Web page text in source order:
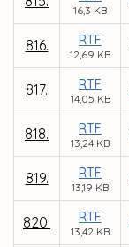
16,3 KB
816. RTF
12,69 KB
817. RTF
14,05 KB
818. RTF
13,24 KB
819. RTF
13,19 KB
820. RTF
13,42 KB